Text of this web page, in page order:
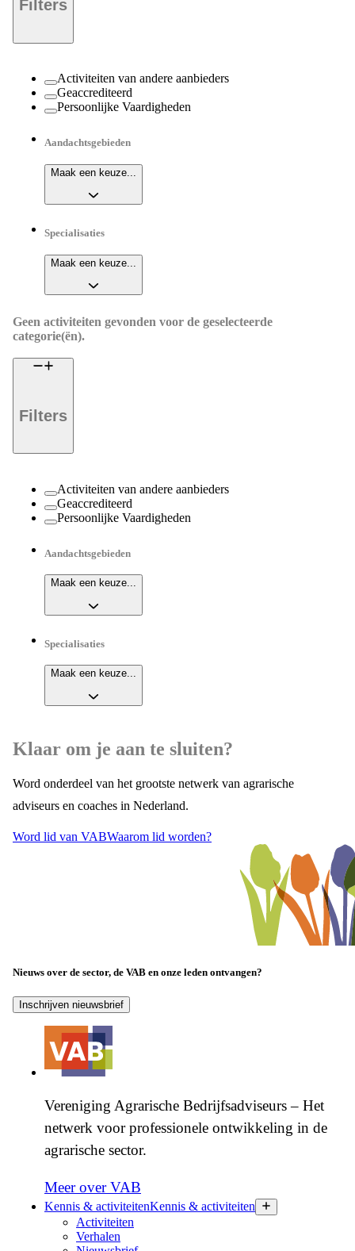
Filters
Activiteiten van andere aanbieders
Geaccrediteerd
Persoonlijke Vaardigheden
Aandachtsgebieden
Maak een keuze...
Specialisaties
Maak een keuze...
Geen activiteiten gevonden voor de geselecteerde
categorie(ën).
Filters
Activiteiten van andere aanbieders
Geaccrediteerd
Persoonlijke Vaardigheden
Aandachtsgebieden
Maak een keuze...
Specialisaties
Maak een keuze...
Klaar om je aan te sluiten?
Word onderdeel van het grootste netwerk van agrarische
adviseurs en coaches in Nederland.
Word lid van VABWaarom lid worden?
Nieuws over de sector, de VAB en onze leden ontvangen?
Inschrijven nieuwsbrief
Vereniging Agrarische Bedrijfsadviseurs – Het
netwerk voor professionele ontwikkeling in de
agrarische sector.
Meer over VAB
Kennis & activiteitenKennis & activiteiten
Activiteiten
Verhalen